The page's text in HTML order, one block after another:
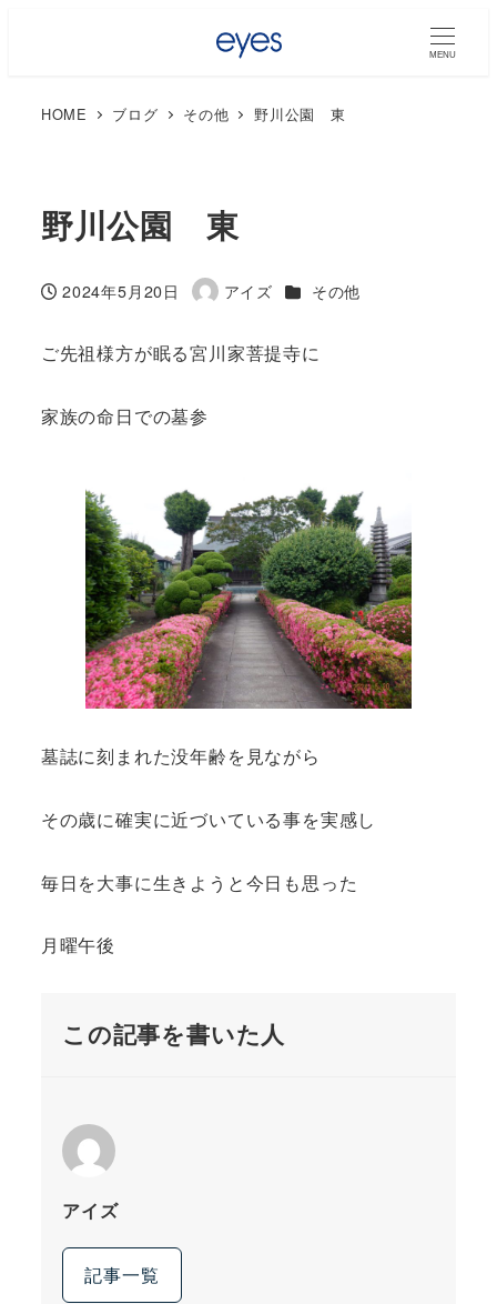
MENU
HOME ブログ その他 野川公園 東
野川公園 東
投稿日
2024年5月20日
著
アイズ カテゴリー
その他
ご先祖様方が眠る宮川家菩提寺に
家族の命日での墓参
墓誌に刻まれた没年齢を見ながら
その歳に確実に近づいている事を実感し
毎日を大事に生きようと今日も思った
月曜午後
この記事を書いた人
アイズ
記事一覧